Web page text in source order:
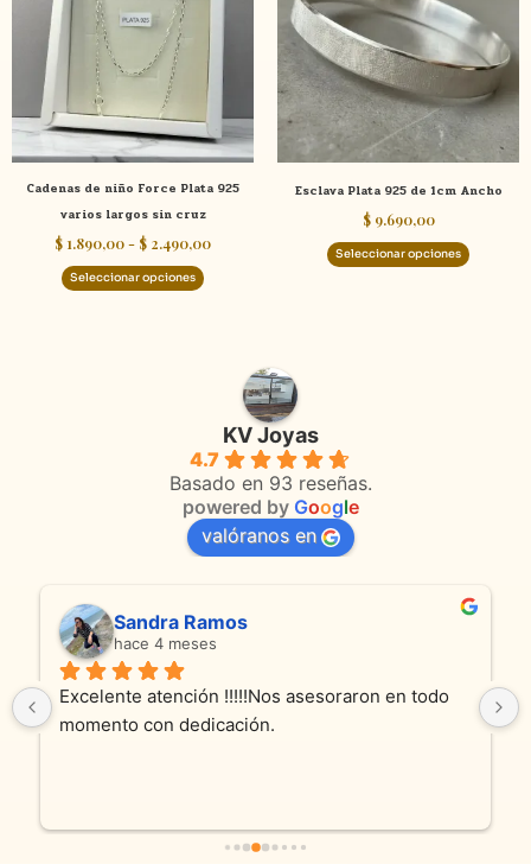
Cadenas de niño Force Plata 925
varios largos sin cruz
$ 1.890,00- $ 2.490,00
Seleccionar opciones
Las
opciones
se
pueden
elegir
en
la
página
de
Esclava Plata 925 de 1cm Ancho
$9.690,00
Seleccionar opciones
Las
se
elegir
en
página
KV Joyas
4.7
Basado en 93 reseñas.
powered by Google
valóranos en
Sandra Ramos
hace 4 meses
Excelente atención !!!!!Nos asesoraron en todo
momento con dedicación.